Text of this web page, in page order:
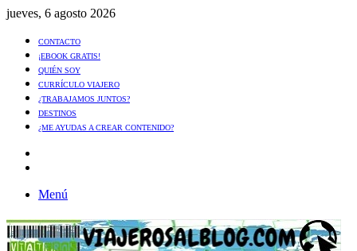
jueves, 6 agosto 2026
CONTACTO
¡EBOOK GRATIS!
QUIÉN SOY
CURRÍCULO VIAJERO
¿TRABAJAMOS JUNTOS?
DESTINOS
¿ME AYUDAS A CREAR CONTENIDO?
Menú